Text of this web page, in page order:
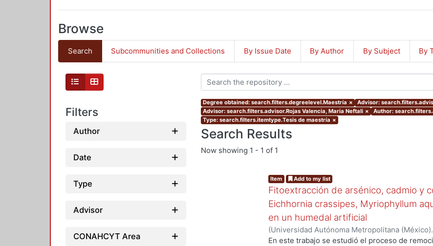
Browse
Search Subcommunities and Collections By Issue Date By Author By Subject By
Filters
Author
Date
Type
Advisor
CONAHCYT Area
Degree obtained: search.filters.degreelevel.Maestría × Advisor:
Advisor: search.filters.advisor.Rojas Valencia, Maria Neftali × Author:
Type: search.filters.itemtype.Tesis de maestría ×
Search Results
Now showing 1 - 1 of 1
Item Add to my list
Fitoextracción de arsénico, cadmio y
Eichhornia crassipes, Myriophyllum
en un humedal artificial
(Universidad Autónoma Metropolitana
de Servicios de Información. ,2020-01)Islas
En este trabajo se estudió el proceso de